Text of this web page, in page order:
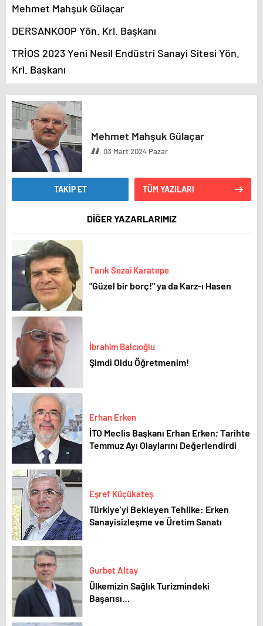
Mehmet Mahşuk Gülaçar
03 Mart 2024 Pazar
TAKİP ET TÜM YAZILARI
DİĞER YAZARLARIMIZ
Tarık Sezai Karatepe
"Güzel bir borç!" ya da Karz-ı Hasen
İbrahim Balcıoğlu
Şimdi Oldu Öğretmenim!
Erhan Erken
İTO Meclis Başkanı Erhan Erken; Tarihte
Temmuz Ayı Olaylarını Değerlendirdi
Eşref Küçükateş
Türkiye’yi Bekleyen Tehlike: Erken
Sanayisizleşme ve Üretim Sanatı
Gurbet Altay
Ülkemizin Sağlık Turizmindeki
Başarısı…
Mehmet Mahşuk Gülaçar
DERSANKOOP Yön. Krl. Başkanı
TRİOS 2023 Yeni Nesil Endüstri Sanayi Sitesi Yön.
Krl. Başkanı